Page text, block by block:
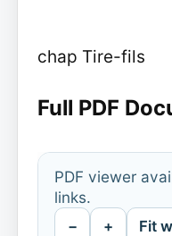
chap Tire-fils
Full PDF
PDF viewer
links.
− + Fit